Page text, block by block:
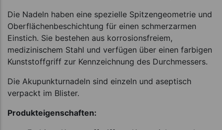
Die Nadeln haben eine spezielle Spitzengeometrie und
Oberflächenbeschichtung für einen schmerzarmen
Einstich. Sie bestehen aus korrosionsfreiem,
medizinischem Stahl und verfügen über einen farbigen
Kunststoffgriff zur Kennzeichnung des Durchmessers.
Die Akupunkturnadeln sind einzeln und aseptisch
verpackt im Blister.
Produkteigenschaften: